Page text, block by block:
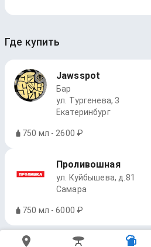
Где купить
Jawsspot
Бар
ул. Тургенева, 3
Екатеринбург
750 мл - 2600 ₽
Проливошная
ул. Куйбышева, д.81
Самара
750 мл - 6000 ₽